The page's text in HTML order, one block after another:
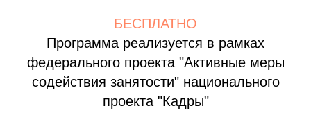
БЕСПЛАТНО
Программа реализуется в рамках
федерального проекта "Активные меры
содействия занятости" национального
проекта "Кадры"